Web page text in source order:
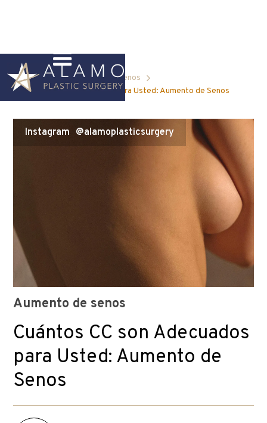
Blog Home
Aumento de senos
Cuántos CC son Adecuados para Usted: Aumento de Senos
Instagram @alamoplasticsurgery
Aumento de senos
Cuántos CC son Adecuados
para Usted: Aumento de
Senos